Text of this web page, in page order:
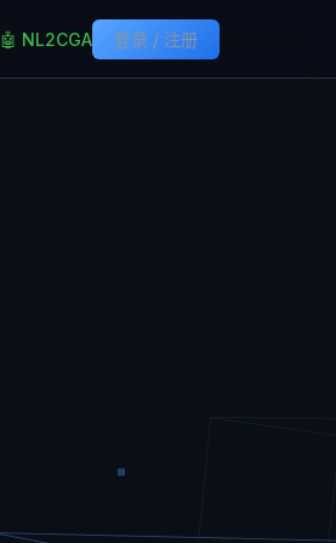
🤖 NL2CGA 登录 / 注册